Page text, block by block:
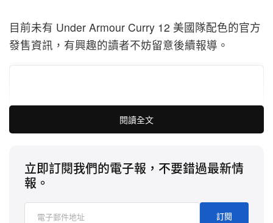
目前未有 Under Armour Curry 12 美國隊配色的官方
發售資訊，有興趣的讀者不妨留意後續報導。
閱讀全文
立即訂閱我們的電子報，不要錯過最新情
報。
訂閱